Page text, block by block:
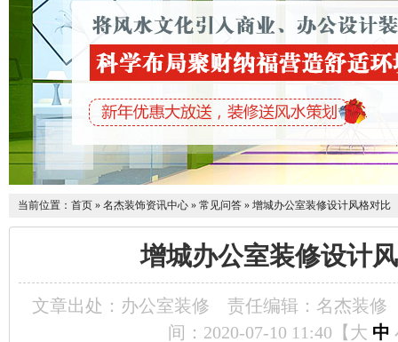
当前位置： 首页 » 名杰装饰资讯中心 » 常见问答 » 增城办公室装修设计风格对比
增城办公室装修设计
文章出处：办公室装修
责任编辑：名杰装修
间：2020-07-10 11:40【 大 中